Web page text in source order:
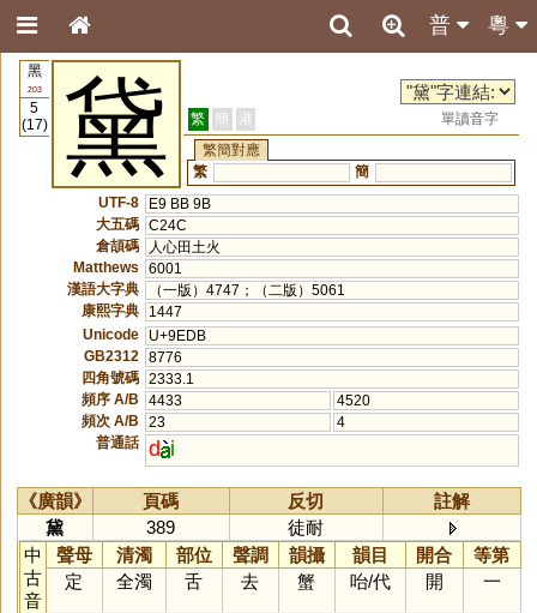
粵
普
黑
203
5
(17)
黛 繁 簡 港
單讀音字
繁簡對應
繁
簡
UTF-8
E9 BB 9B
大五碼 C24C
倉頡碼
人心田土火
Matthews
6001
漢語大字典
（一版）4747；（二版）5061
康熙字典
1447
Unicode
U+9EDB
GB2312
8776
四角號碼 2333.1
頻序 A/B
4433
4520
頻次 A/B
23
4
普通話 d i
《廣韻》 頁碼 反切
註解
黛
389
徒耐
中
古
音
聲母 清濁 部位 聲調 韻攝 韻目 開合
等第
定
全濁 舌 去 蟹 咍/代 開 一